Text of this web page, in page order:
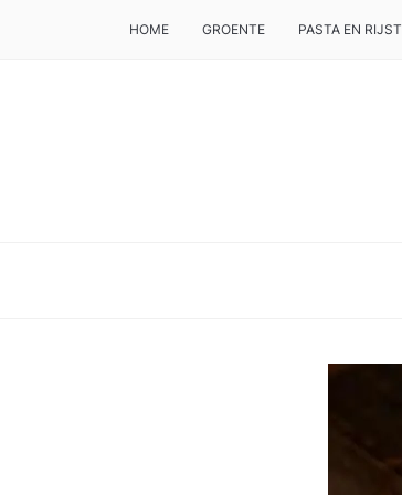
HOME GROENTE PASTA EN RIJST